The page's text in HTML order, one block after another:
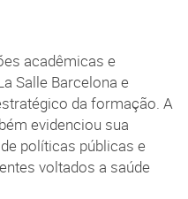
acadêmicas e
Salle Barcelona e
da formação. A
evidenciou sua
políticas públicas e
voltados a saúde